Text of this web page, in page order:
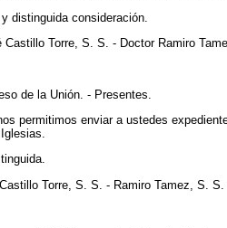
distinguida consideración.
Torre, S. S. - Doctor Ramiro
de la Unión. - Presentes.
permitimos enviar a ustedes
Torre, S. S. - Ramiro Tamez, S.